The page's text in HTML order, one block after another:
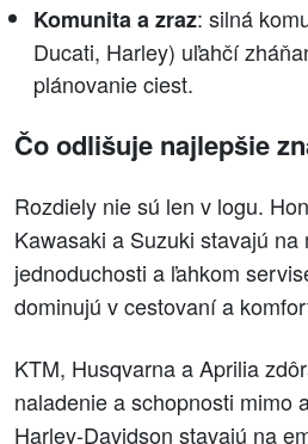
Komunita a zraz: silná
Ducati, Harley) uľahčí
plánovanie ciest.
Čo odlišuje najlepšie
Rozdiely nie sú len v logu.
Kawasaki a Suzuki stavajú
jednoduchosti a ľahkom
dominujú v cestovaní a
KTM, Husqvarna a Aprilia
naladenie a schopnosti mimo
Harley-Davidson stavajú na